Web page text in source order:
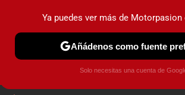
PRUEBAS COCHES ELÉCTRICOS
Ya puedes ver más de Motorpasion
Añádenos como fuente
Solo necesitas una cuenta de